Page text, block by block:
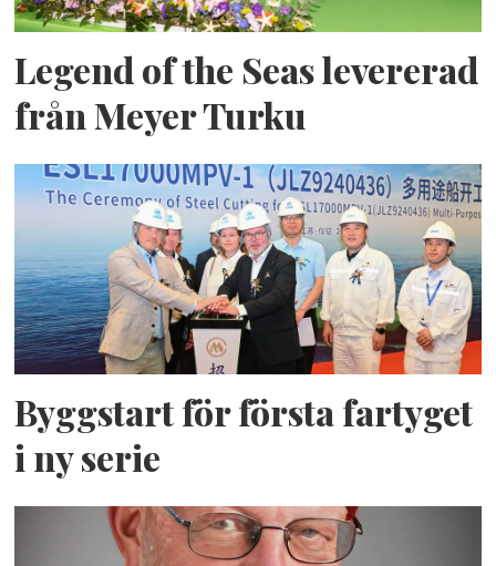
Legend of the Seas levererad
från Meyer Turku
Byggstart för första fartyget
i ny serie